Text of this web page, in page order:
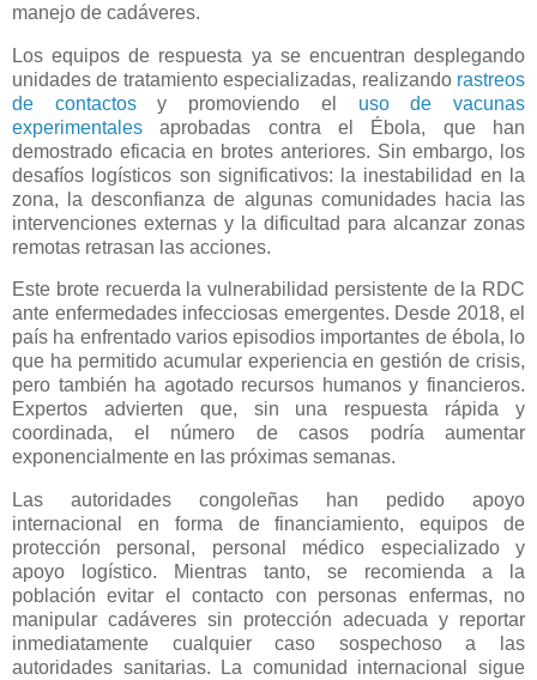
manejo de cadáveres.
Los equipos de respuesta ya se encuentran desplegando
unidades de tratamiento especializadas, realizando rastreos
de contactosy promoviendo el uso de vacunas
experimentales aprobadas contra el Ébola, que han
demostrado eficacia en brotes anteriores. Sin embargo, los
desafíos logísticos son significativos: la inestabilidad en la
zona, la desconfianza de algunas comunidades hacia las
intervenciones externas y la dificultad para alcanzar zonas
remotas retrasan las acciones.
Este brote recuerda la vulnerabilidad persistente de la RDC
ante enfermedades infecciosas emergentes. Desde 2018, el
país ha enfrentado varios episodios importantes de ébola, lo
que ha permitido acumular experiencia en gestión de crisis,
pero también ha agotado recursos humanos y financieros.
Expertos advierten que, sin una respuesta rápida y
coordinada, el número de casos podría aumentar
exponencialmente en las próximas semanas.
Las autoridades congoleñas han pedido apoyo
internacional en forma de financiamiento, equipos de
protección personal, personal médico especializado y
apoyo logístico. Mientras tanto, se recomienda a la
población evitar el contacto con personas enfermas, no
manipular cadáveres sin protección adecuada y reportar
inmediatamente cualquier caso sospechoso a las
autoridades sanitarias. La comunidad internacional sigue